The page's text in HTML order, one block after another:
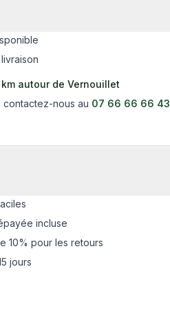
autour de Vernouillet
nous au 07 66 66 66 43
incluse
10% pour les retours
jours